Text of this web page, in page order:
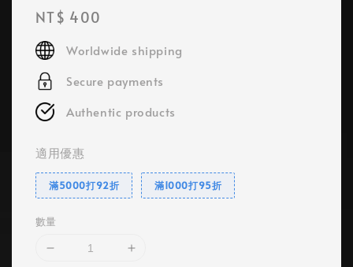
Regular
price
NT$ 400
Worldwide shipping
Secure payments
Authentic products
適用優惠
滿5000打92折 滿1000打95折
數量